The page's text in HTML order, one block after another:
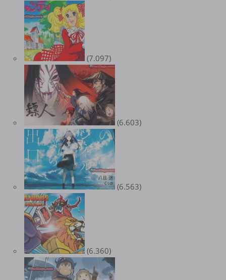
(7.097)
(6.603)
(6.563)
(6.360)